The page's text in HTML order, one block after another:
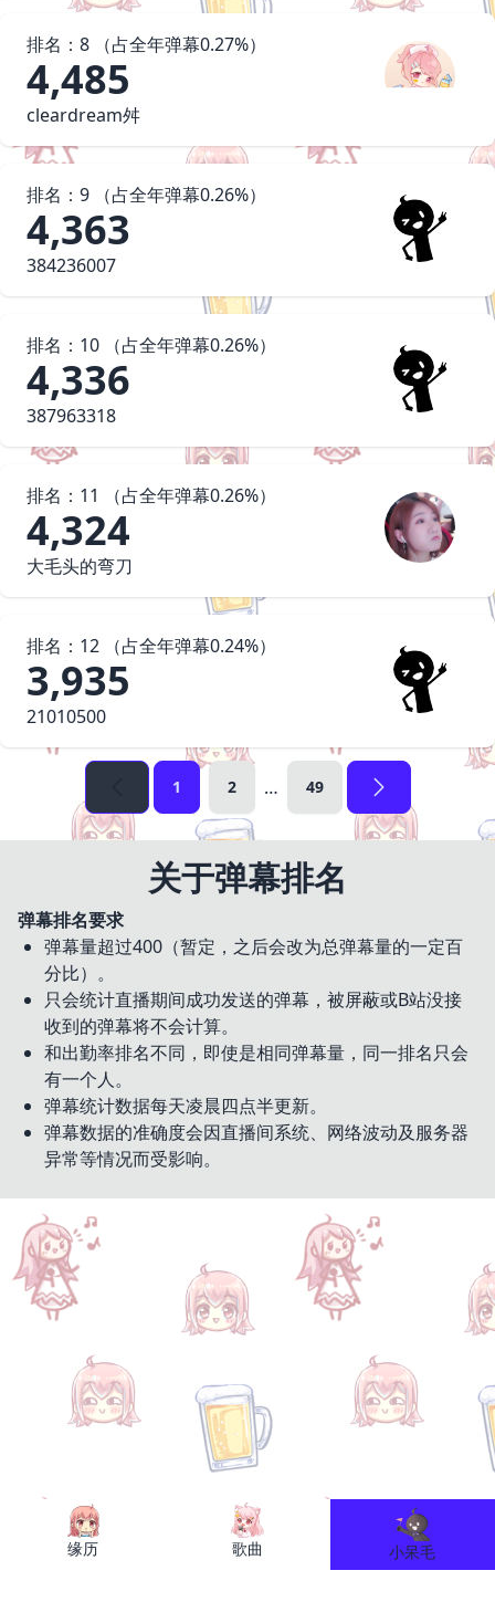
排名： 8 （占全年弹幕0.27%）
4,485
cleardream舛
排名： 9 （占全年弹幕0.26%）
4,363
384236007
排名： 10 （占全年弹幕0.26%）
4,336
387963318
排名： 11 （占全年弹幕0.26%）
4,324
大毛头的弯刀
排名： 12 （占全年弹幕0.24%）
3,935
21010500
1 2 … 49
关于弹幕排名
弹幕排名要求
弹幕量超过400（暂定，之后会改为总弹幕量的一定百
分比）。
只会统计直播期间成功发送的弹幕，被屏蔽或B站没接
收到的弹幕将不会计算。
和出勤率排名不同，即使是相同弹幕量，同一排名只会
有一个人。
弹幕统计数据每天凌晨四点半更新。
弹幕数据的准确度会因直播间系统、网络波动及服务器
异常等情况而受影响。
缘历 歌曲 小呆毛